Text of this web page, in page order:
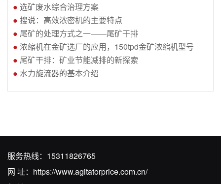
● 选矿废水综合治理方案
● 搜说：高效浓密机的主要特点
● 尾矿的处理方式之一——尾矿干排
● 浓缩机在金矿选厂的应用，150tpd金矿浓缩机型号
● 尾矿干排：矿业节能减排的新探索
● 水力旋流器的基本介绍
服务热线： 15311826765
网 址： https://www.agitatorprice.com.cn/